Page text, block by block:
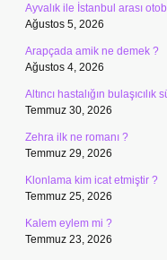
Ayvalık ile İstanbul arası
Ağustos 5, 2026
Arapçada amik ne demek ?
Ağustos 4, 2026
Altıncı hastalığın
Temmuz 30, 2026
Zehra ilk ne romanı ?
Temmuz 29, 2026
Klonlama kim icat etmiştir ?
Temmuz 25, 2026
Kalem eylem mi ?
Temmuz 23, 2026